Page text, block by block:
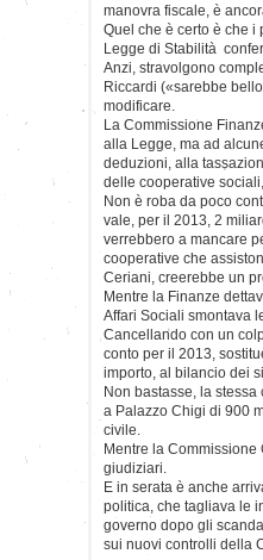
manovra fiscale, è
Quel che è certo è che
Legge di Stabilità
Anzi, stravolgono
Riccardi («sarebbe
modificare.
La Commissione
alla Legge, ma ad
deduzioni, alla
delle cooperative
Non è roba da poco
vale, per il 2013, 2
verrebbero a mancare
cooperative che
Ceriani, creerebbe un
Mentre la Finanze
Affari Sociali smontava
Cancellando con un
conto per il 2013,
importo, al bilancio dei
Non bastasse, la
a Palazzo Chigi di 900
civile.
Mentre la
giudiziari.
E in serata è anche
politica, che tagliava le
governo dopo gli
sui nuovi controlli della